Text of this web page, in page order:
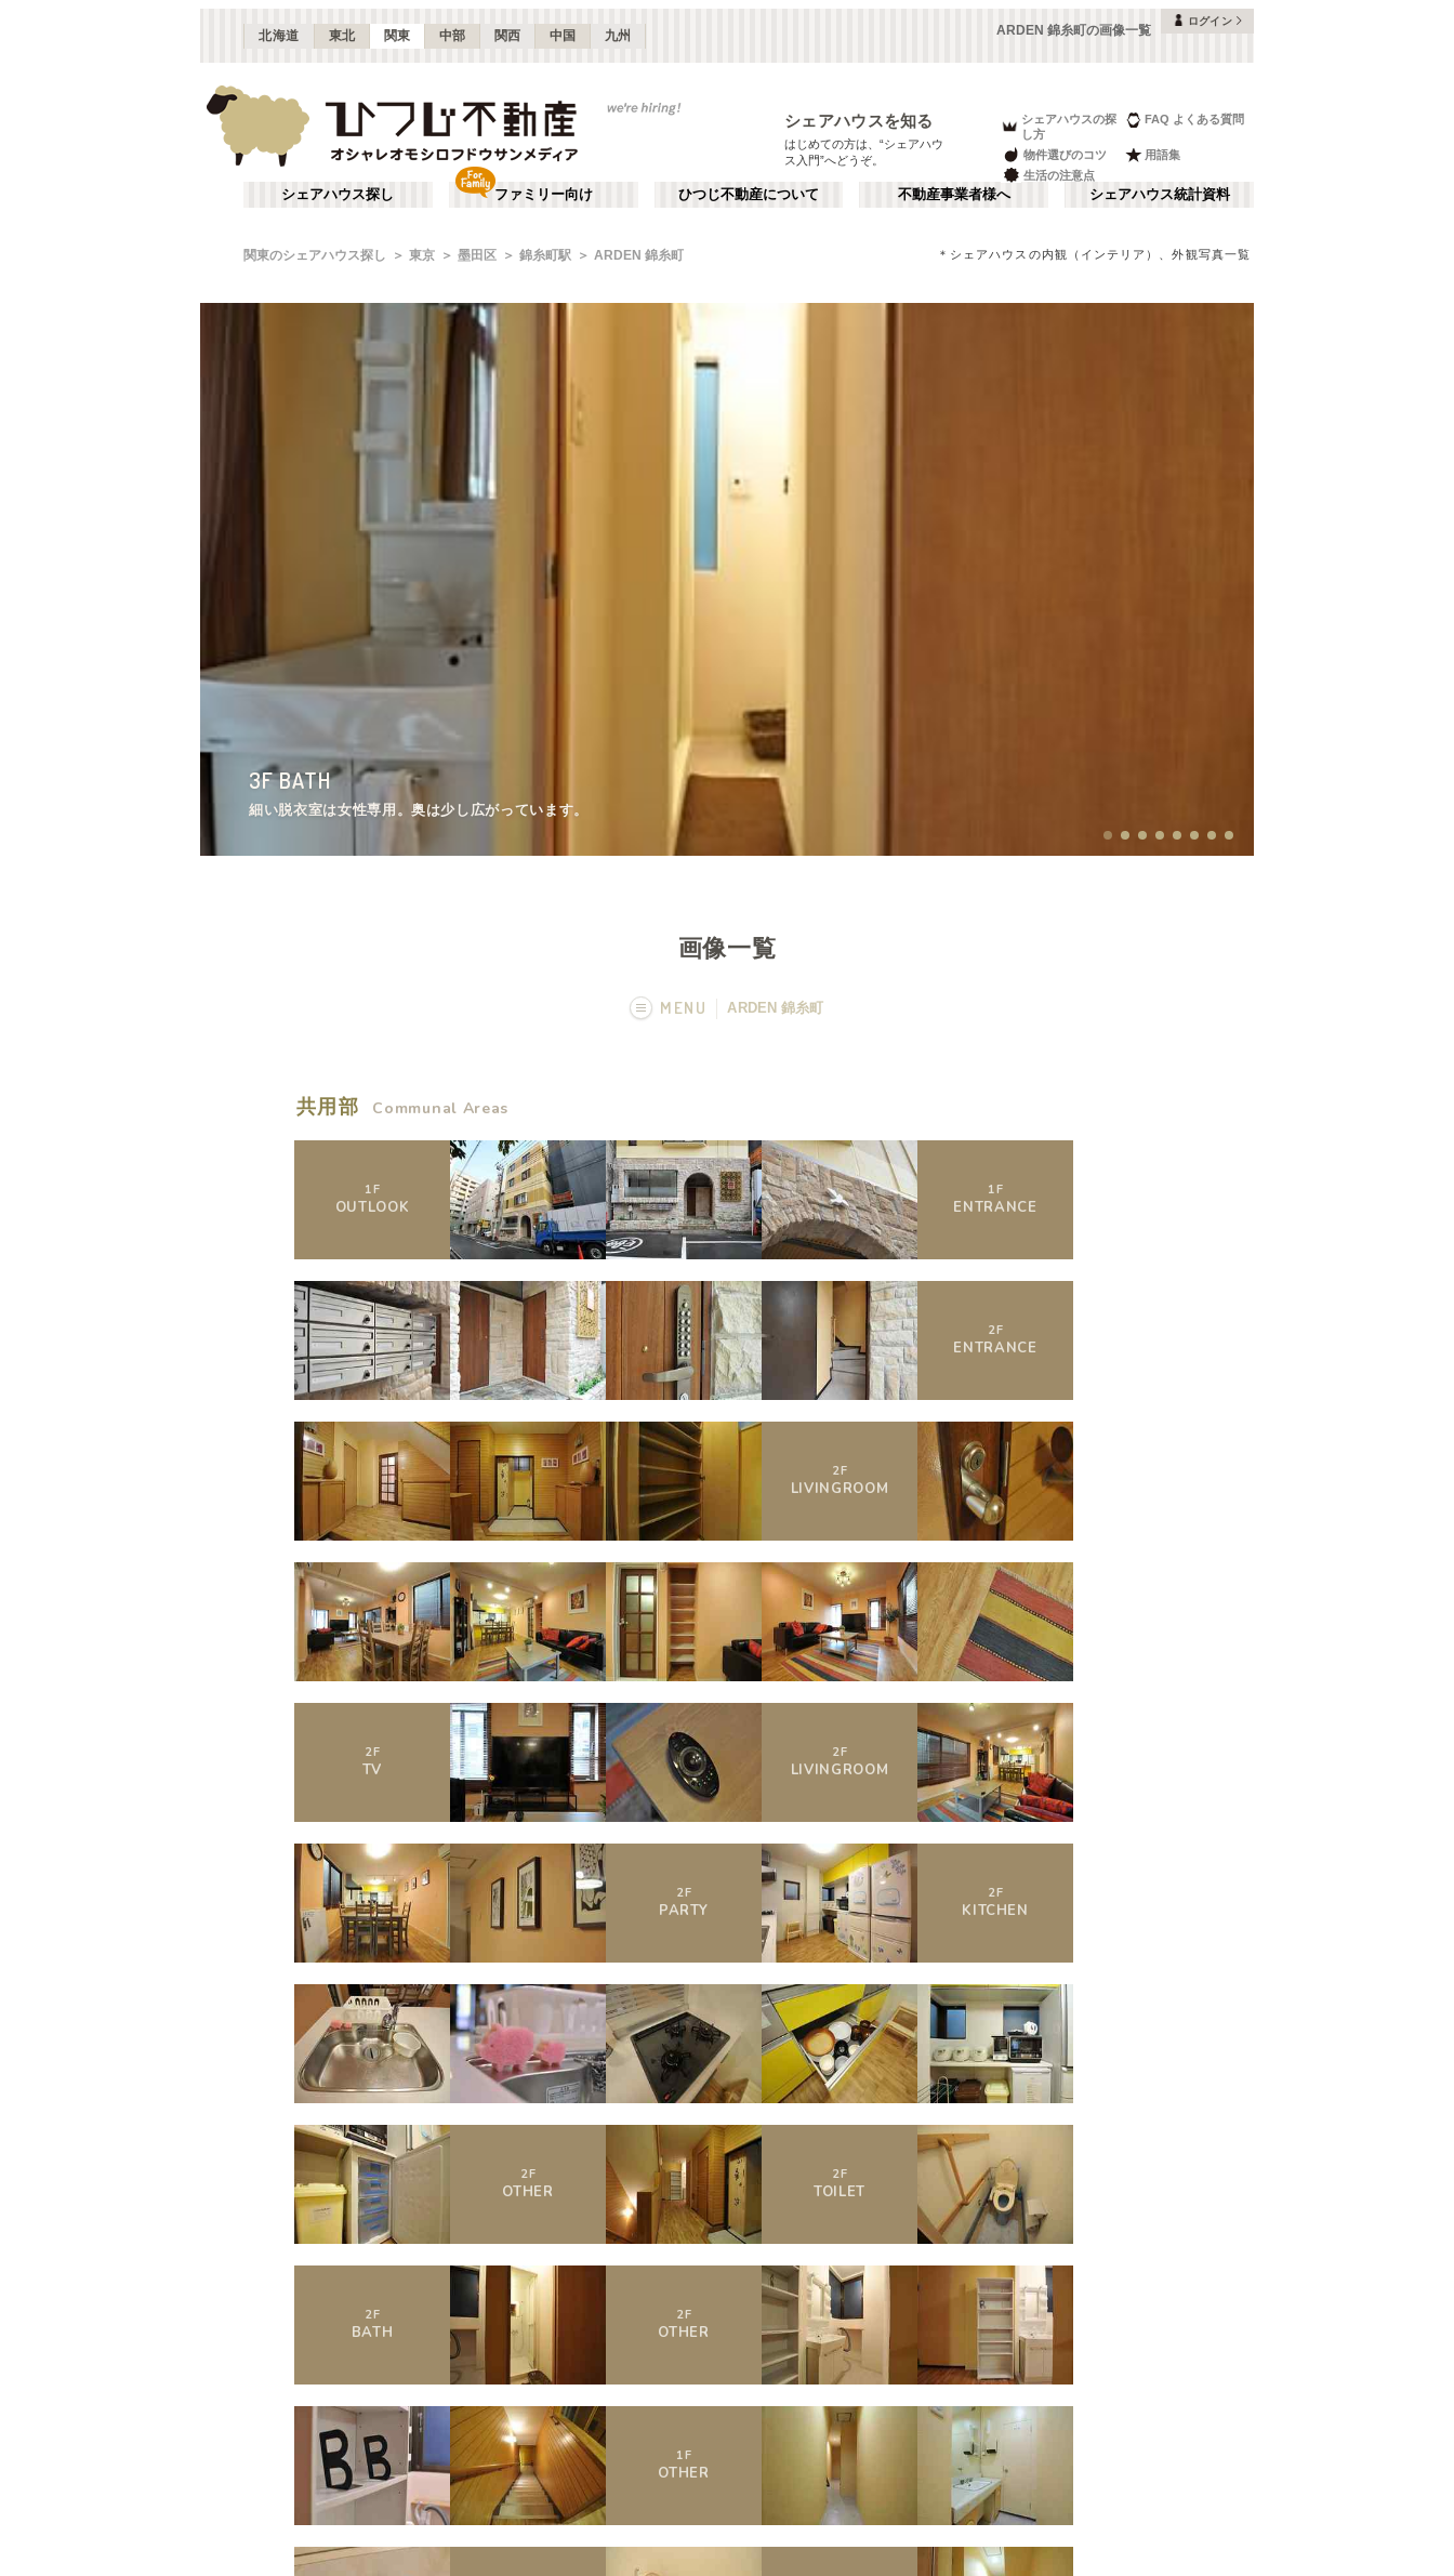
北海道 東北 関東 中部 関西 中国 九州 ARDEN 錦糸町の画像一覧
ログイン
シェアハウスを知る
はじめての方は、“シェアハウ
ス入門”へどうぞ。
シェアハウスの探
し方
FAQ よくある質問
物件選びのコツ
用語集
生活の注意点
シェアハウス探し ファミリー向け ひつじ不動産について 不動産事業者様へ シェアハウス統計資料
関東のシェアハウス探し 東京 墨田区 錦糸町駅 ARDEN 錦糸町 ＊シェアハウスの内観（インテリア）、外観写真一覧
4F ROOM
専有部の様子。（401号室）
3F BATH
細い脱衣室は女性専用。奥は少し広がっています。
3F ROOM
専有部の様子2。（303号室）
2F KITCHEN
キッチン家電の様子。
4F LAUNDRY
乾燥機の向かいには洗面台があります。
2F KITCHEN
ガスコンロの様子。
1F ENVIRONMENT
シェアハウスの近くは大通りです。
4F ROOM
凹凸のある模様が描かれています。（404号室）
4F ROOM
専有部の様子。（401号室）
3F BATH
細い脱衣室は女性専用。奥は少し広がっています。
画像一覧
MENU ARDEN 錦糸町
運営者
共用部 Communal Areas
1F
OUTLOOK
1F
ENTRANCE
2F
ENTRANCE
2F
LIVINGROOM
2F
TV
2F
LIVINGROOM
2F
PARTY
2F
KITCHEN
2F
OTHER
2F
TOILET
2F
BATH
2F
OTHER
1F
OTHER